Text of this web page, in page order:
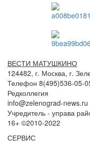
ВЕСТИ МАТУШКИНО
124482, г. Москва, г.
Телефон 8(495)536-05-
Редколлегия
info@zelenograd-news.ru
Учредитель - управа
16+ ©2010-2022
СЕРВИС